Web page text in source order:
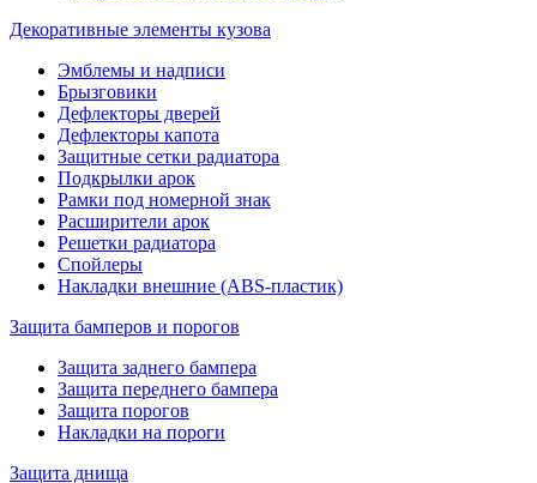
Декоративные элементы кузова
Эмблемы и надписи
Брызговики
Дефлекторы дверей
Дефлекторы капота
Защитные сетки радиатора
Подкрылки арок
Рамки под номерной знак
Расширители арок
Решетки радиатора
Спойлеры
Накладки внешние (ABS-пластик)
Защита бамперов и порогов
Защита заднего бампера
Защита переднего бампера
Защита порогов
Накладки на пороги
Защита днища